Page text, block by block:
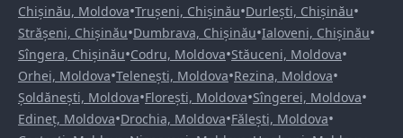
Chișinău, Moldova•Trușeni, Chișinău•Durlești, Chișinău•
Strășeni, Chișinău•Dumbrava, Chișinău•Ialoveni, Chișinău•
Sîngera, Chișinău•Codru, Moldova•Stăuceni, Moldova•
Orhei, Moldova•Telenești, Moldova•Rezina, Moldova•
Șoldănești, Moldova•Florești, Moldova•Sîngerei, Moldova•
Edineț, Moldova•Drochia, Moldova•Fălești, Moldova•